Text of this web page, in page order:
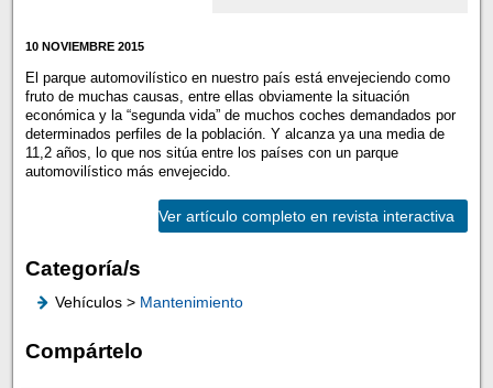
10 NOVIEMBRE 2015
El parque automovilístico en nuestro país está envejeciendo como
fruto de muchas causas, entre ellas obviamente la situación
económica y la “segunda vida” de muchos coches demandados por
determinados perfiles de la población. Y alcanza ya una media de
11,2 años, lo que nos sitúa entre los países con un parque
automovilístico más envejecido.
Ver artículo completo en revista interactiva
Categoría/s
Vehículos > Mantenimiento
Compártelo